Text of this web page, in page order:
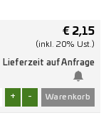
€2,15
(inkl. 20% Ust.)
Lieferzeit auf Anfrage
+ -